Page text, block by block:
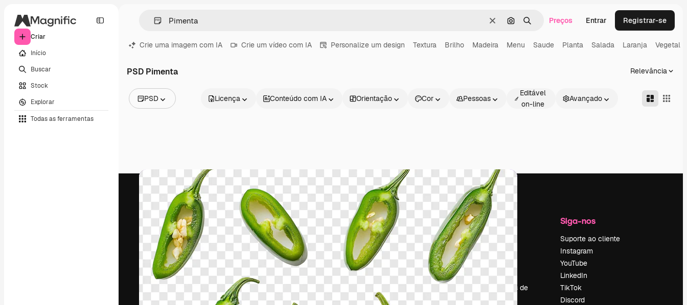
Criar
Início
Buscar
Stock
Explorar
Todas as ferramentas
LimparPesquisar por imagem
BuscarPreços Entrar Registrar-se
Crie uma imagem com IA Crie um vídeo com IA Personalize um design Textura Brilho Madeira Menu Saude Planta Salada Laranja Vegetal
PSD Pimenta Relevância
PSD
Vídeos
Modelos de vídeos
Ícones
Modelos 3D
Fontes
Licença Conteúdo com IA Orientação Cor Pessoas
Editável
on-line
Avançado
A plataforma criativa para você direcionar
seu melhor trabalho. Mais de 1 milhão de
assinantes entre criativos, empresas,
agências e estúdios.
Português
Produtos
Spaces
Assistente de IA
Gerador de
imagens
Gerador de vídeos
Texto para voz
Começar
Documentação
Atendimento
Termos e
condições
Política de
Empresa
Preços
Sobre nós
Emprego
Tendências de
pesquisa
Siga-nos
Suporte ao cliente
Instagram
YouTube
LinkedIn
TikTok
Discord